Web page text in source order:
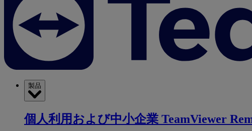
製品
個人利用および中小企業 TeamViewer